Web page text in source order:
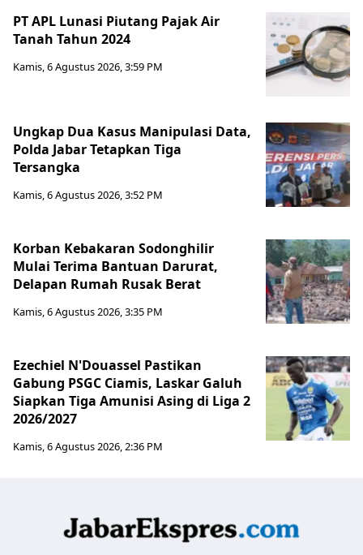
PT APL Lunasi Piutang Pajak Air
Tanah Tahun 2024
Kamis, 6 Agustus 2026, 3:59 PM
Ungkap Dua Kasus Manipulasi Data,
Polda Jabar Tetapkan Tiga
Tersangka
Kamis, 6 Agustus 2026, 3:52 PM
Korban Kebakaran Sodonghilir
Mulai Terima Bantuan Darurat,
Delapan Rumah Rusak Berat
Kamis, 6 Agustus 2026, 3:35 PM
Ezechiel N'Douassel Pastikan
Gabung PSGC Ciamis, Laskar Galuh
Siapkan Tiga Amunisi Asing di Liga 2
2026/2027
Kamis, 6 Agustus 2026, 2:36 PM